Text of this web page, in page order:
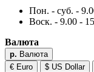
Пон. - суб. -
Воск. - 9.00 -
Валюта
р. Валюта
€ Euro
$ US Dollar